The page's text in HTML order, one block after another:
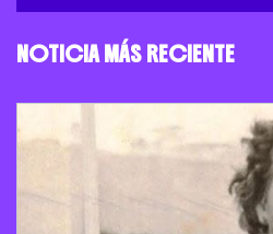
NOTICIA MÁS RECIENTE